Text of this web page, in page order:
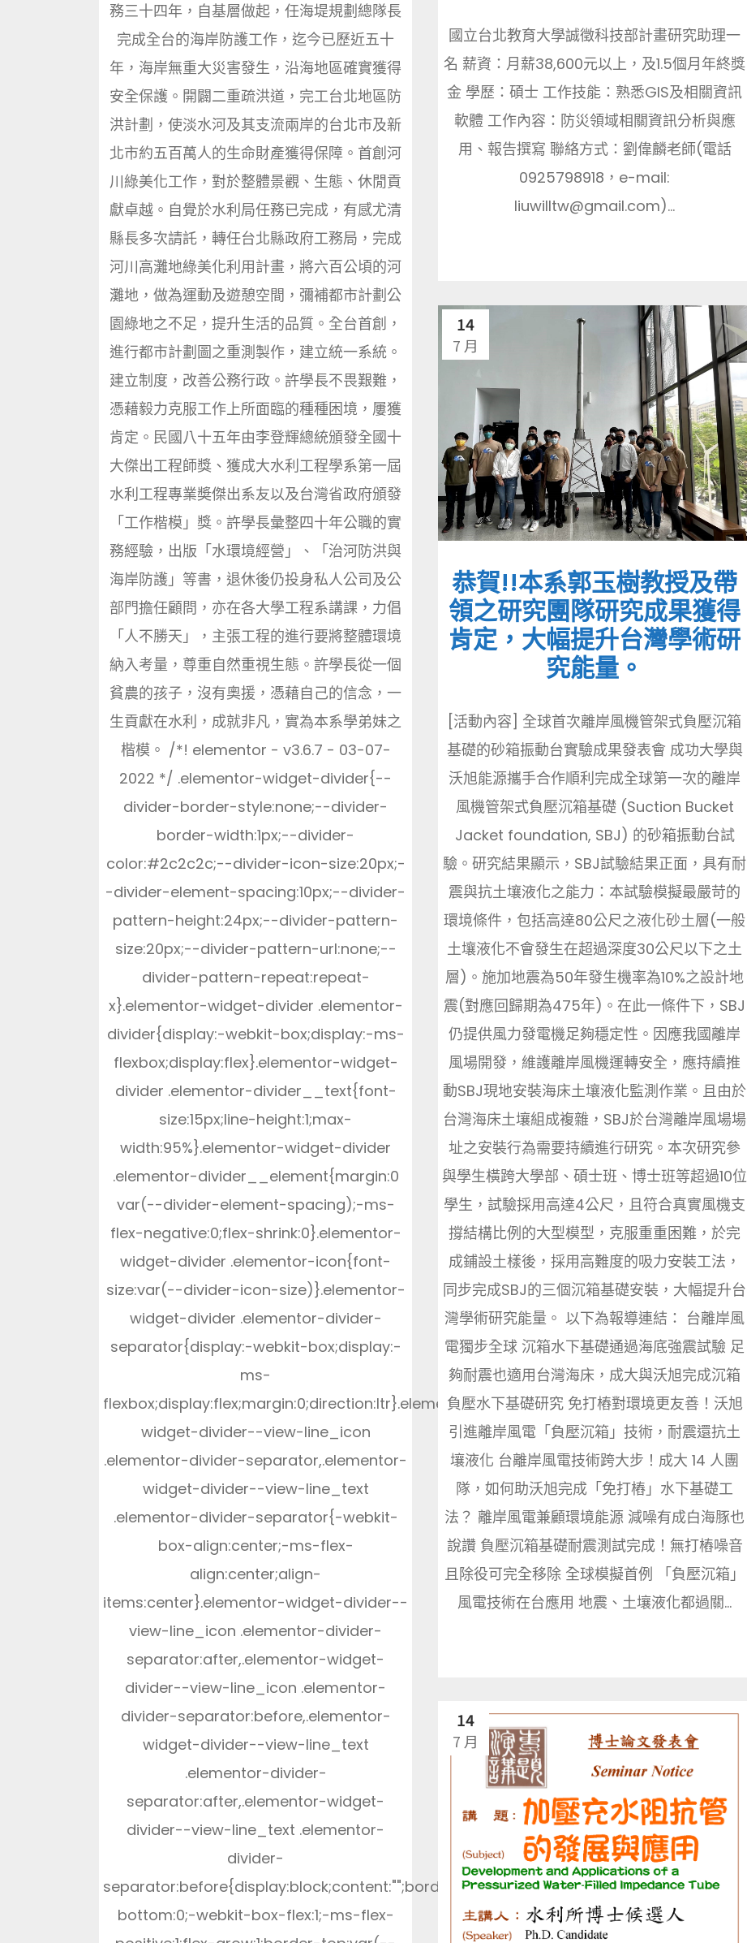
務三十四年，自基層做起，任海堤規劃總隊長
完成全台的海岸防護工作，迄今已歷近五十
年，海岸無重大災害發生，沿海地區確實獲得
安全保護。開闢二重疏洪道，完工台北地區防
洪計劃，使淡水河及其支流兩岸的台北市及新
北市約五百萬人的生命財產獲得保障。首創河
川綠美化工作，對於整體景觀、生態、休閒貢
獻卓越。自覺於水利局任務已完成，有感尤清
縣長多次請託，轉任台北縣政府工務局，完成
河川高灘地綠美化利用計畫，將六百公頃的河
灘地，做為運動及遊憩空間，彌補都市計劃公
園綠地之不足，提升生活的品質。全台首創，
進行都市計劃圖之重測製作，建立統一系統。
建立制度，改善公務行政。許學長不畏艱難，
憑藉毅力克服工作上所面臨的種種困境，屢獲
肯定。民國八十五年由李登輝總統頒發全國十
大傑出工程師獎、獲成大水利工程學系第一屆
水利工程專業奬傑出系友以及台灣省政府頒發
「工作楷模」獎。許學長彙整四十年公職的實
務經驗，出版「水環境經營」、「治河防洪與
海岸防護」等書，退休後仍投身私人公司及公
部門擔任顧問，亦在各大學工程系講課，力倡
「人不勝天」，主張工程的進行要將整體環境
納入考量，尊重自然重視生態。許學長從一個
貧農的孩子，沒有奧援，憑藉自己的信念，一
生貢獻在水利，成就非凡，實為本系學弟妹之
楷模。 /*! elementor - v3.6.7 - 03-07-
2022 */ .elementor-widget-divider{--
divider-border-style:none;--divider-
border-width:1px;--divider-
color:#2c2c2c;--divider-icon-size:20px;-
-divider-element-spacing:10px;--divider-
pattern-height:24px;--divider-pattern-
size:20px;--divider-pattern-url:none;--
divider-pattern-repeat:repeat-
x}.elementor-widget-divider .elementor-
divider{display:-webkit-box;display:-ms-
flexbox;display:flex}.elementor-widget-
divider .elementor-divider__text{font-
size:15px;line-height:1;max-
width:95%}.elementor-widget-divider
.elementor-divider__element{margin:0
var(--divider-element-spacing);-ms-
flex-negative:0;flex-shrink:0}.elementor-
widget-divider .elementor-icon{font-
size:var(--divider-icon-size)}.elementor-
widget-divider .elementor-divider-
separator{display:-webkit-box;display:-
ms-
flexbox;display:flex;margin:0;direction:ltr}.elementor-
widget-divider--view-line_icon
.elementor-divider-separator,.elementor-
widget-divider--view-line_text
.elementor-divider-separator{-webkit-
box-align:center;-ms-flex-
align:center;align-
items:center}.elementor-widget-divider--
view-line_icon .elementor-divider-
separator:after,.elementor-widget-
divider--view-line_icon .elementor-
divider-separator:before,.elementor-
widget-divider--view-line_text
.elementor-divider-
separator:after,.elementor-widget-
divider--view-line_text .elementor-
divider-
separator:before{display:block;content:"";border-
bottom:0;-webkit-box-flex:1;-ms-flex-
國立台北教育大學誠徵科技部計畫研究助理一
名 薪資：月薪38,600元以上，及1.5個月年終獎
金 學歷：碩士 工作技能：熟悉GIS及相關資訊
軟體 工作內容：防災領域相關資訊分析與應
用、報告撰寫 聯絡方式：劉偉麟老師(電話
0925798918，e-mail:
liuwilltw@gmail.com)...
14
7 月
恭賀!!本系郭玉樹教授及帶
領之研究團隊研究成果獲得
肯定，大幅提升台灣學術研
究能量。
[活動內容] 全球首次離岸風機管架式負壓沉箱
基礎的砂箱振動台實驗成果發表會 成功大學與
沃旭能源攜手合作順利完成全球第一次的離岸
風機管架式負壓沉箱基礎 (Suction Bucket
Jacket foundation, SBJ) 的砂箱振動台試
驗。研究結果顯示，SBJ試驗結果正面，具有耐
震與抗土壤液化之能力：本試驗模擬最嚴苛的
環境條件，包括高達80公尺之液化砂土層(一般
土壤液化不會發生在超過深度30公尺以下之土
層)。施加地震為50年發生機率為10%之設計地
震(對應回歸期為475年)。在此一條件下，SBJ
仍提供風力發電機足夠穩定性。因應我國離岸
風場開發，維護離岸風機運轉安全，應持續推
動SBJ現地安裝海床土壤液化監測作業。且由於
台灣海床土壤組成複雜，SBJ於台灣離岸風場場
址之安裝行為需要持續進行研究。本次研究參
與學生橫跨大學部、碩士班、博士班等超過10位
學生，試驗採用高達4公尺，且符合真實風機支
撐結構比例的大型模型，克服重重困難，於完
成鋪設土樣後，採用高難度的吸力安裝工法，
同步完成SBJ的三個沉箱基礎安裝，大幅提升台
灣學術研究能量。 以下為報導連結： 台離岸風
電獨步全球 沉箱水下基礎通過海底強震試驗 足
夠耐震也適用台灣海床，成大與沃旭完成沉箱
負壓水下基礎研究 免打樁對環境更友善！沃旭
引進離岸風電「負壓沉箱」技術，耐震還抗土
壤液化 台離岸風電技術跨大步！成大 14 人團
隊，如何助沃旭完成「免打樁」水下基礎工
法？ 離岸風電兼顧環境能源 減噪有成白海豚也
說讚 負壓沉箱基礎耐震測試完成！無打樁噪音
且除役可完全移除 全球模擬首例 「負壓沉箱」
風電技術在台應用 地震、土壤液化都過關...
14
7 月